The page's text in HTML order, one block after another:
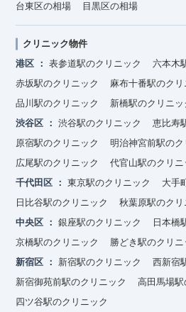
台東区の相場
目黒区の相場
クリニック物件
港区
表参道駅のクリニック
六本木
赤坂駅のクリニック
麻布十番駅のクリ
品川駅のクリニック
新橋駅のクリニッ
渋谷区
渋谷駅のクリニック
恵比寿
原宿駅のクリニック
明治神宮前駅のク
広尾駅のクリニック
代官山駅のクリニ
千代田区
東京駅のクリニック
大手
日比谷駅のクリニック
秋葉原駅のクリ
中央区
銀座駅のクリニック
日本橋
京橋駅のクリニック
勝どき駅のクリニ
新宿区
新宿駅のクリニック
西新宿
新宿御苑前駅のクリニック
高田馬場駅
四ツ谷駅のクリニック